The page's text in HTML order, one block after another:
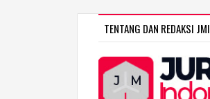
TENTANG DAN REDAKSI JMI